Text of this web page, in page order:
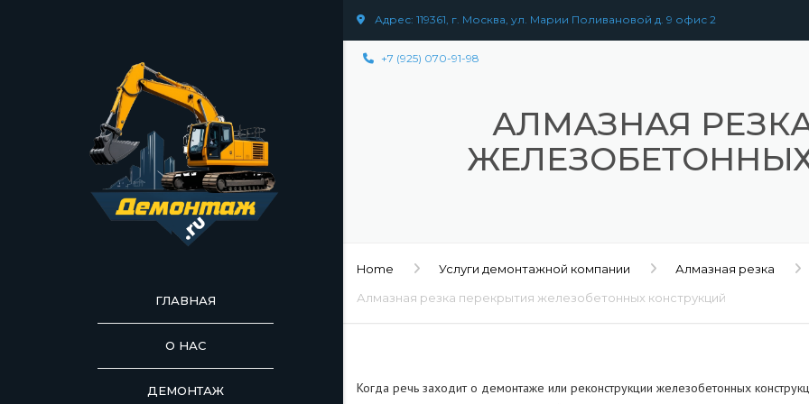
Адрес: 119361, г. Москва, ул. Марии Поливановой д. 9 офис 2
+7 (925) 070-91-98
ГЛАВНАЯ
О НАС
ДЕМОНТАЖ ДЕМОНТАЖ СООРУЖЕНИЙ ЗДАНИЙ РАЗБОРКА
АЛМАЗНАЯ
Home Услуги демонтажной компании
Алмазная резка
Алмазная резка перекрытия железобетонных конструкций
Когда речь заходит о демонтаже или реконструкции железобетонных